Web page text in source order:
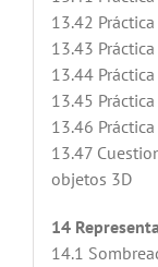
13.42
13.43
13.44
13.45
13.46
13.47
objetos 3D
14
14.1